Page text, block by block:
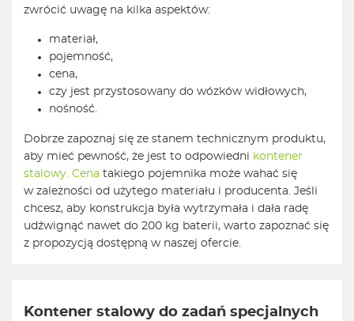
zwrócić uwagę na kilka aspektów:
materiał,
pojemność,
cena,
czy jest przystosowany do wózków widłowych,
nośność.
Dobrze zapoznaj się ze stanem technicznym produktu,
aby mieć pewność, że jest to odpowiedni kontener
stalowy. Cena takiego pojemnika może wahać się
w zależności od użytego materiału i producenta. Jeśli
chcesz, aby konstrukcja była wytrzymała i dała radę
udźwignąć nawet do 200 kg baterii, warto zapoznać się
z propozycją dostępną w naszej ofercie.
Kontener stalowy do zadań specjalnych